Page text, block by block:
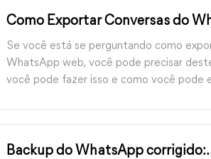
Como Exportar Conversas do
Se você está se perguntando como
WhatsApp web, você pode precisar
você pode fazer isso e como você pode
Backup do WhatsApp corrigido: